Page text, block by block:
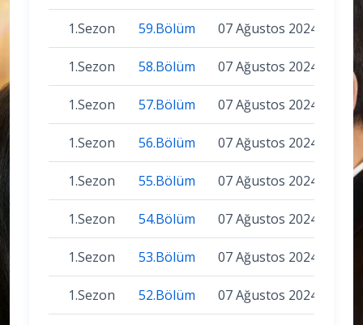
1.Sezon 59.Bölüm 07 Ağustos 2024
1.Sezon 58.Bölüm 07 Ağustos 2024
1.Sezon 57.Bölüm 07 Ağustos 2024
1.Sezon 56.Bölüm 07 Ağustos 2024
1.Sezon 55.Bölüm 07 Ağustos 2024
1.Sezon 54.Bölüm 07 Ağustos 2024
1.Sezon 53.Bölüm 07 Ağustos 2024
1.Sezon 52.Bölüm 07 Ağustos 2024